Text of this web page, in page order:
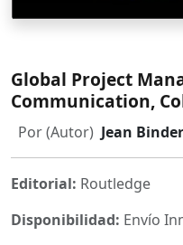
Global Project
Communication,
Management
Por (Autor) Jean Binder
Editorial: Routledge
Disponibilidad: Envío